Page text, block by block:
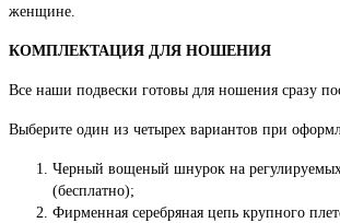
женщине.
КОМПЛЕКТАЦИЯ ДЛЯ НОШЕНИЯ
Все наши подвески готовы для ношения сразу
Выберите один из четырех вариантов при
Черный вощеный шнурок на
(бесплатно);
Фирменная серебряная цепь крупного